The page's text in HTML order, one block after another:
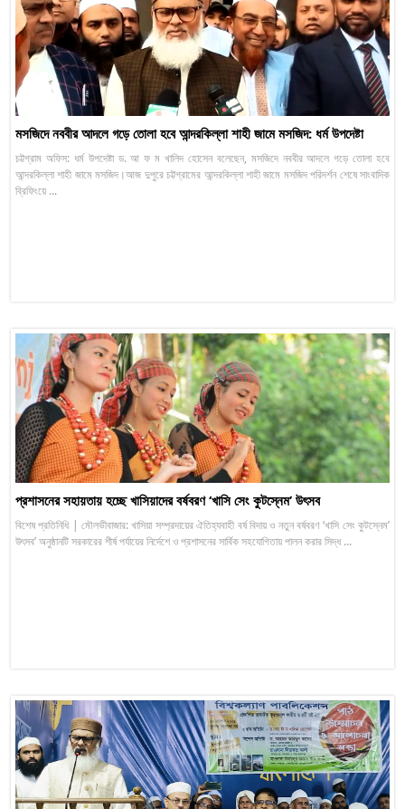
মসজিদে নববীর আদলে গড়ে তোলা হবে আন্দরকিল্লা শাহী জামে মসজিদ: ধর্ম উপদেষ্টা
চট্টগ্রাম অফিস: ধর্ম উপদেষ্টা ড. আ ফ ম খালিদ হোসেন বলেছেন, মসজিদে নববীর আদলে গড়ে তোলা হবে
আন্দরকিল্লা শাহী জামে মসজিদ।আজ দুপুরে চট্টগ্রামের আন্দরকিল্লা শাহী জামে মসজিদ পরিদর্শন শেষে সাংবাদিক
ব্রিফিংয়ে ...
প্রশাসনের সহায়তায় হচ্ছে খাসিয়াদের বর্ষবরণ ‘খাসি সেং কুটস্নেম’ উৎসব
বিশেষ প্রতিনিধি | মৌলভীবাজার: খাসিয়া সম্প্রদায়ের ঐতিহ্যবাহী বর্ষ বিদায় ও নতুন বর্ষবরণ ‘খাসি সেং কুটস্নেম’
উৎসব’ অনুষ্ঠানটি সরকারের শীর্ষ পর্যায়ের নির্দেশে ও প্রশাসনের সার্বিক সহযোগিতায় পালন করার সিদ্ধ ...